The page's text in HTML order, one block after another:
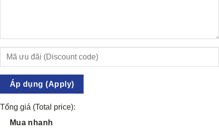
Áp dụng (Apply)
Tổng giá (Total price):
Mua nhanh